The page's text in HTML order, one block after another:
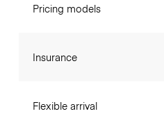
Pricing models
Insurance
Flexible arrival